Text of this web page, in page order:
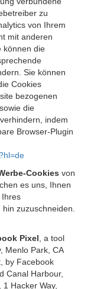
zu
von Ihrem
mit anderen
können die
Sie können
Cookies
bezogenen
die
indem
Browser-Plugin
Cookies von
es uns, Ihnen
Ihres
zuzuschneiden.
Pixel , a tool
Menlo Park, CA
by Facebook
Canal Harbour,
Hacker Way,